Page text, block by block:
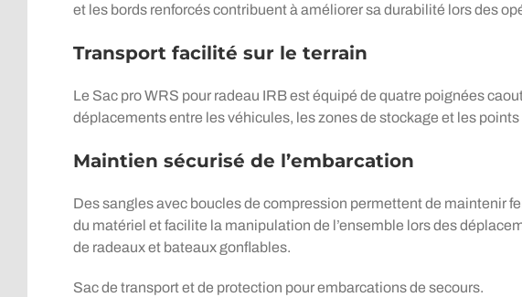
et les bords renforcés contribuent à améliorer sa durabilité lors des
Transport facilité sur le terrain
Le Sac pro WRS pour radeau IRB est équipé de quatre poignées
déplacements entre les véhicules, les zones de stockage et les
Maintien sécurisé de l’embarcation
Des sangles avec boucles de compression permettent de maintenir
du matériel et facilite la manipulation de l’ensemble lors des
de radeaux et bateaux gonflables.
Sac de transport et de protection pour embarcations de secours.